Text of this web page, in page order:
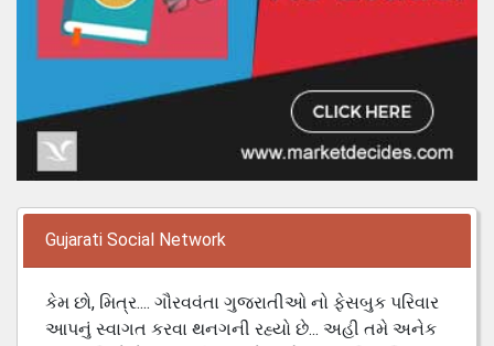
Gujarati Social Network
કેમ છો, મિત્ર.... ગૌરવવંતા ગુજરાતીઓ નો ફેસબુક પરિવાર
આપનું સ્વાગત કરવા થનગની રહ્યો છે... અહી તમે અનેક